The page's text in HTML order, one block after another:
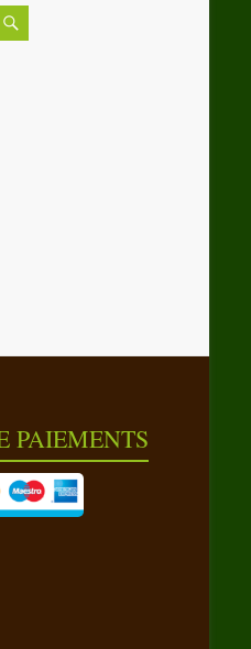
PAIEMENTS